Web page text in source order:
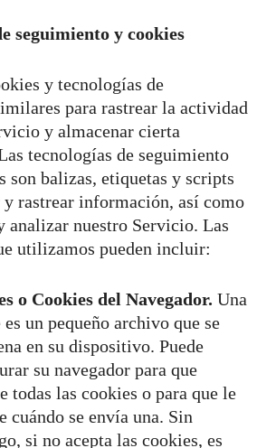
seguimiento y cookies
y tecnologías de
para rastrear la actividad
y almacenar cierta
tecnologías de seguimiento
son balizas, etiquetas y scripts
rastrear información, así como
analizar nuestro Servicio. Las
utilizamos pueden incluir:
o Cookies del Navegador. Una
un pequeño archivo que se
en su dispositivo. Puede
su navegador para que
todas las cookies o para que le
cuándo se envía una. Sin
si no acepta las cookies, es